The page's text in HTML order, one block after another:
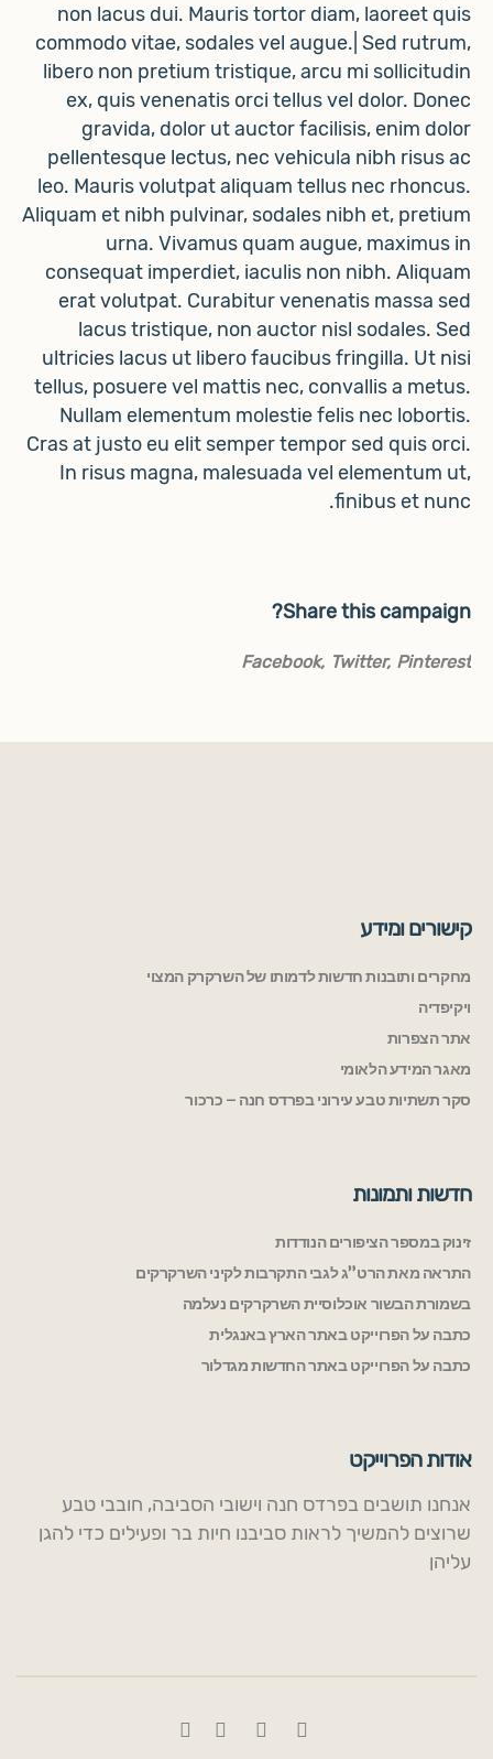
non lacus dui. Mauris tortor diam, laoreet quis
commodo vitae, sodales vel augue.| Sed rutrum,
libero non pretium tristique, arcu mi sollicitudin
ex, quis venenatis orci tellus vel dolor. Donec
gravida, dolor ut auctor facilisis, enim dolor
pellentesque lectus, nec vehicula nibh risus ac
leo. Mauris volutpat aliquam tellus nec rhoncus.
Aliquam et nibh pulvinar, sodales nibh et, pretium
urna. Vivamus quam augue, maximus in
consequat imperdiet, iaculis non nibh. Aliquam
erat volutpat. Curabitur venenatis massa sed
lacus tristique, non auctor nisl sodales. Sed
ultricies lacus ut libero faucibus fringilla. Ut nisi
tellus, posuere vel mattis nec, convallis a metus.
Nullam elementum molestie felis nec lobortis.
Cras at justo eu elit semper tempor sed quis orci.
In risus magna, malesuada vel elementum ut,
finibus et nunc.
Share this campaign?
Facebook Twitter Pinterest
קישורים ומידע
מחקרים ותובנות חדשות לדמותו של השרקרק המצוי
ויקיפדיה
אתר הצפרות
מאגר המידע הלאומי
סקר תשתיות טבע עירוני בפרדס חנה – כרכור
חדשות ותמונות
זינוק במספר הציפורים הנודדות
התראה מאת הרט”ג לגבי התקרבות לקיני השרקרקים
בשמורת הבשור אוכלוסיית השרקרקים נעלמה
כתבה על הפרוייקט באתר הארץ באנגלית
כתבה על הפרוייקט באתר החדשות מגדלור
אודות הפרוייקט
אנחנו תושבים בפרדס חנה וישובי הסביבה, חובבי טבע
שרוצים להמשיך לראות סביבנו חיות בר ופעילים כדי להגן
עליהן